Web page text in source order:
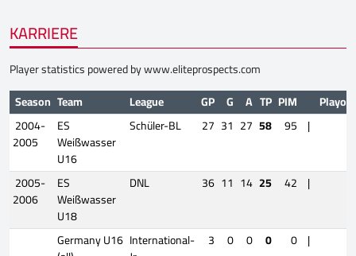
KARRIERE
Player statistics powered bywww.eliteprospects.com
Season Team League GP G A TP PIM
2004-
2005
ES
Weißwasser
U16
Schüler-BL 27 31 27 58 95 |
2005-
2006
ES
Weißwasser
U18
DNL 36 11 14 25 42 |
Germany U16 International-
3 0 0 0 0 |